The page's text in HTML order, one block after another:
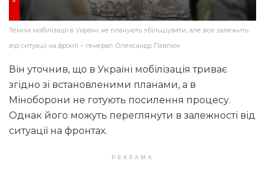
Темпи мобілізації в Україні не планують збільшувати, але все залежить
від ситуації на фронті – генерал Олександр Павлюк
Він уточнив, що в Україні мобілізація триває
згідно зі встановленими планами, а в
Міноборони не готують посилення процесу.
Однак його можуть переглянути в залежності від
ситуації на фронтах.
РЕКЛАМА